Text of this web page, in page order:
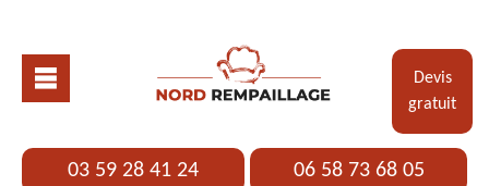
Devis
gratuit
03 59 28 41 24 06 58 73 68 05